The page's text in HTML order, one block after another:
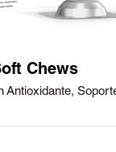
Chews
Antioxidante,